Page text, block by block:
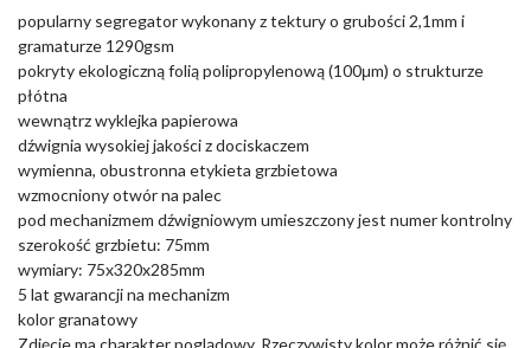
popularny segregator wykonany z tektury o grubości 2,1mm i
gramaturze 1290gsm
pokryty ekologiczną folią polipropylenową (100μm) o strukturze
płótna
wewnątrz wyklejka papierowa
dźwignia wysokiej jakości z dociskaczem
wymienna, obustronna etykieta grzbietowa
wzmocniony otwór na palec
pod mechanizmem dźwigniowym umieszczony jest numer kontrolny
szerokość grzbietu: 75mm
wymiary: 75x320x285mm
5 lat gwarancji na mechanizm
kolor granatowy
Zdjęcie ma charakter poglądowy. Rzeczywisty kolor może różnić się